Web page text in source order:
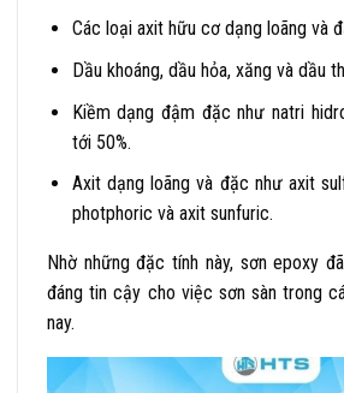
Các loại axit hữu cơ dạng loãng và
Dầu khoáng, dầu hỏa, xăng và dầu
Kiềm dạng đậm đặc như natri
tới 50%.
Axit dạng loãng và đặc như axit
photphoric và axit sunfuric.
Nhờ những đặc tính này, sơn epoxy
đáng tin cậy cho việc sơn sàn trong
nay.